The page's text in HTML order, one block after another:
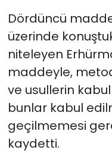
Dördüncü
üzerinde
niteleyen
maddeyle,
ve usullerin
bunlar kabul
geçilmemesi
kaydetti.